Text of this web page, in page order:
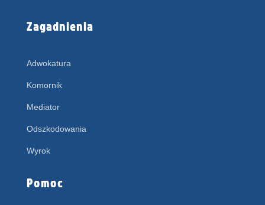
Zagadnienia
Adwokatura
Komornik
Mediator
Odszkodowania
Wyrok
Pomoc